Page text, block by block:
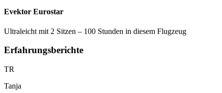
Evektor Eurostar
Ultraleicht mit 2 Sitzen – 100 Stunden in diesem Flugzeug
Erfahrungsberichte
TR
Tanja